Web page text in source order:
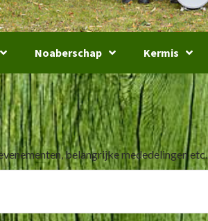
Noaberschap Kermis
belangrijke mededelingen etc.